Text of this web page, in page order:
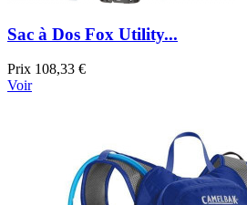
Sac à Dos Fox Utility...
Prix 108,33 €
Voir